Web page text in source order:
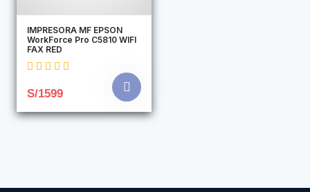
IMPRESORA MF EPSON
WorkForce Pro C5810 WIFI
FAX RED
S/1599